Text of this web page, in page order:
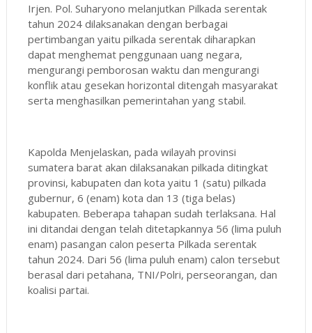
Irjen. Pol. Suharyono melanjutkan Pilkada serentak
tahun 2024 dilaksanakan dengan berbagai
pertimbangan yaitu pilkada serentak diharapkan
dapat menghemat penggunaan uang negara,
mengurangi pemborosan waktu dan mengurangi
konflik atau gesekan horizontal ditengah masyarakat
serta menghasilkan pemerintahan yang stabil.
Kapolda Menjelaskan, pada wilayah provinsi
sumatera barat akan dilaksanakan pilkada ditingkat
provinsi, kabupaten dan kota yaitu 1 (satu) pilkada
gubernur, 6 (enam) kota dan 13 (tiga belas)
kabupaten. Beberapa tahapan sudah terlaksana. Hal
ini ditandai dengan telah ditetapkannya 56 (lima puluh
enam) pasangan calon peserta Pilkada serentak
tahun 2024. Dari 56 (lima puluh enam) calon tersebut
berasal dari petahana, TNI/Polri, perseorangan, dan
koalisi partai.